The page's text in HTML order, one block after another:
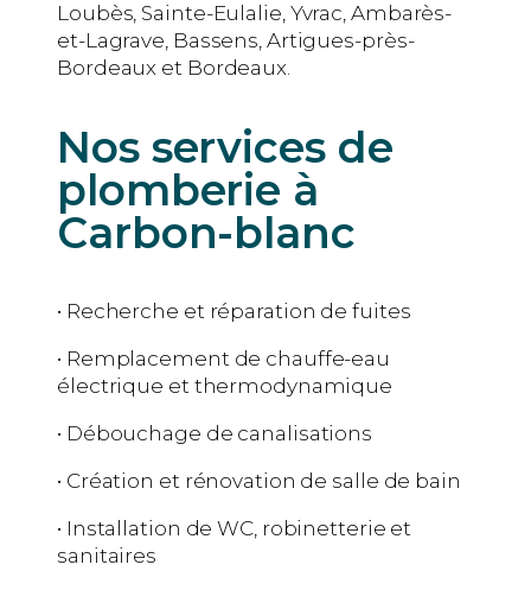
Loubès, Sainte-Eulalie, Yvrac, Ambarès-
et-Lagrave, Bassens, Artigues-près-
Bordeaux et Bordeaux.
Nos services de
plomberie à
Carbon-blanc
• Recherche et réparation de fuites
• Remplacement de chauffe-eau
électrique et thermodynamique
• Débouchage de canalisations
• Création et rénovation de salle de bain
• Installation de WC, robinetterie et
sanitaires